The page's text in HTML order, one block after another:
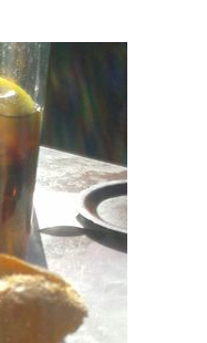
y mucho ambiente,
con un montadito.
su participación
Así que admiten
de menos a
andará.
un poco el tema de
tristón.